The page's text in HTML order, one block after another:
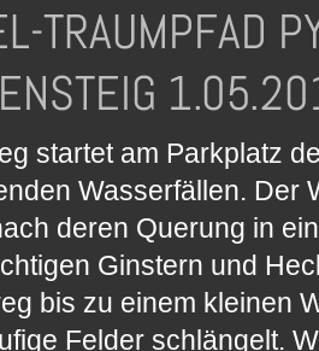
TRAUMPFAD
startet am Parkplatz
Wasserfällen. Der
deren Querung in
Ginstern und
bis zu einem kleinen
Felder schlängelt.